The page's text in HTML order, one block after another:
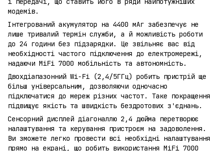
модемів.
Інтегрований акумулятор на 4400 мАг забезпечує не
лише тривалий термін служби, а й можливість роботи
до 24 години без підзарядки. Це звільняє вас від
необхідності частого підключення до електромережі,
надаючи MiFi 7000 мобільність та автономність.
Двохдіапазонний Wi-Fi (2,4/5ГГц) робить пристрій ще
більш універсальним, дозволяючи одночасно
підключатися до мереж різних частот. Таке покращення
підвищує якість та швидкість бездротових з'єднань.
Сенсорний дисплей діагоналлю 2,4 дюйма перетворює
налаштування та керування пристроєм на задоволення.
Ви зможете легко провести всі необхідні налаштування
прямо на екрані, що робить використання MiFi 7000